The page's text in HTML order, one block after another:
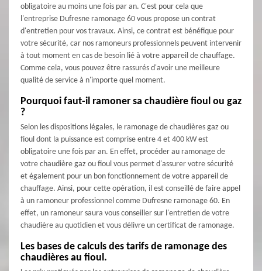
obligatoire au moins une fois par an. C'est pour cela que
l'entreprise Dufresne ramonage 60 vous propose un contrat
d'entretien pour vos travaux. Ainsi, ce contrat est bénéfique pour
votre sécurité, car nos ramoneurs professionnels peuvent intervenir
à tout moment en cas de besoin lié à votre appareil de chauffage.
Comme cela, vous pouvez être rassurés d'avoir une meilleure
qualité de service à n'importe quel moment.
Pourquoi faut-il ramoner sa chaudière fioul ou gaz
?
Selon les dispositions légales, le ramonage de chaudières gaz ou
fioul dont la puissance est comprise entre 4 et 400 kW est
obligatoire une fois par an. En effet, procéder au ramonage de
votre chaudière gaz ou fioul vous permet d'assurer votre sécurité
et également pour un bon fonctionnement de votre appareil de
chauffage. Ainsi, pour cette opération, il est conseillé de faire appel
à un ramoneur professionnel comme Dufresne ramonage 60. En
effet, un ramoneur saura vous conseiller sur l'entretien de votre
chaudière au quotidien et vous délivre un certificat de ramonage.
Les bases de calculs des tarifs de ramonage des
chaudières au fioul.